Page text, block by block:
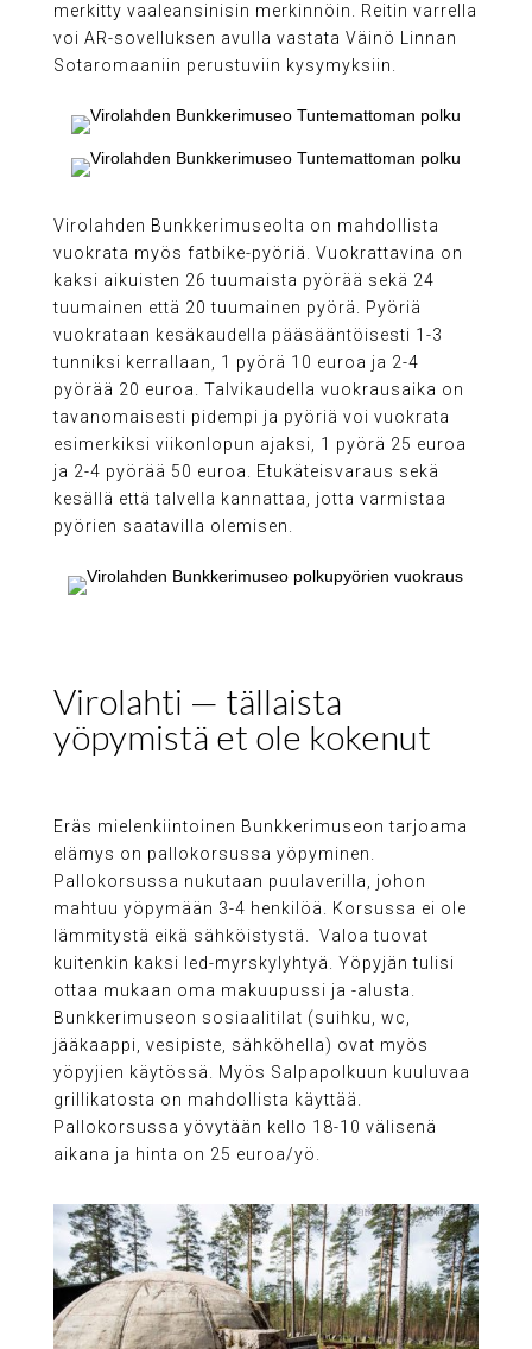
merkitty vaaleansinisin merkinnöin. Reitin varrella
voi AR-sovelluksen avulla vastata Väinö Linnan
Sotaromaaniin perustuviin kysymyksiin.
Virolahden Bunkkerimuseolta on mahdollista
vuokrata myös fatbike-pyöriä. Vuokrattavina on
kaksi aikuisten 26 tuumaista pyörää sekä 24
tuumainen että 20 tuumainen pyörä. Pyöriä
vuokrataan kesäkaudella pääsääntöisesti 1-3
tunniksi kerrallaan, 1 pyörä 10 euroa ja 2-4
pyörää 20 euroa. Talvikaudella vuokrausaika on
tavanomaisesti pidempi ja pyöriä voi vuokrata
esimerkiksi viikonlopun ajaksi, 1 pyörä 25 euroa
ja 2-4 pyörää 50 euroa. Etukäteisvaraus sekä
kesällä että talvella kannattaa, jotta varmistaa
pyörien saatavilla olemisen.
Virolahti — tällaista
yöpymistä et ole kokenut
Eräs mielenkiintoinen Bunkkerimuseon tarjoama
elämys on pallokorsussa yöpyminen.
Pallokorsussa nukutaan puulaverilla, johon
mahtuu yöpymään 3-4 henkilöä. Korsussa ei ole
lämmitystä eikä sähköistystä. Valoa tuovat
kuitenkin kaksi led-myrskylyhtyä. Yöpyjän tulisi
ottaa mukaan oma makuupussi ja -alusta.
Bunkkerimuseon sosiaalitilat (suihku, wc,
jääkaappi, vesipiste, sähköhella) ovat myös
yöpyjien käytössä. Myös Salpapolkuun kuuluvaa
grillikatosta on mahdollista käyttää.
Pallokorsussa yövytään kello 18-10 välisenä
aikana ja hinta on 25 euroa/yö.